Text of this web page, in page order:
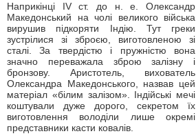
Наприкінці IV ст. до н. е. Олександр
Македонський на чолі великого війська
вирушив підкоряти Індію. Тут греки
зустрілися зі зброєю, виготовленою зі
сталі. За твердістю і пружністю вона
значно переважала зброю залізну і
бронзову. Аристотель, вихователь
Олександра Македонського, назвав цей
матеріал «білим залізом». Індійські мечі
коштували дуже дорого, секретом їх
виготовлення володіли лише окремі
представники касти ковалів.